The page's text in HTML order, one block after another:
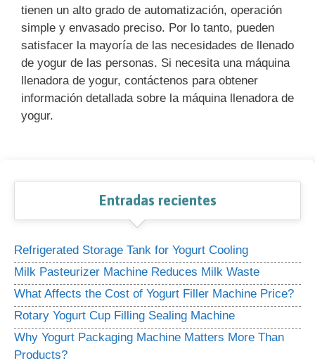
tienen un alto grado de automatización, operación
simple y envasado preciso. Por lo tanto, pueden
satisfacer la mayoría de las necesidades de llenado
de yogur de las personas. Si necesita una máquina
llenadora de yogur, contáctenos para obtener
información detallada sobre la máquina llenadora de
yogur.
Entradas recientes
Refrigerated Storage Tank for Yogurt Cooling
Milk Pasteurizer Machine Reduces Milk Waste
What Affects the Cost of Yogurt Filler Machine Price?
Rotary Yogurt Cup Filling Sealing Machine
Why Yogurt Packaging Machine Matters More Than
Products?